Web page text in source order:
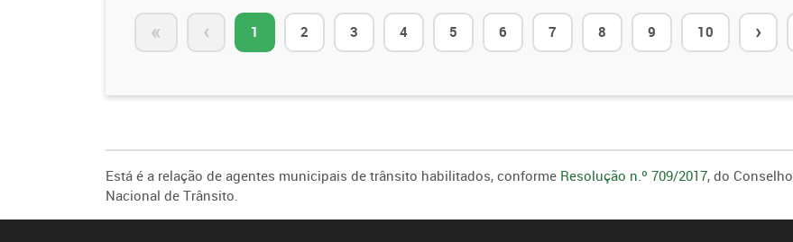
« ‹ 1 2 3 4 5 6 7 8 9 10 ›
Está é a relação de agentes municipais de trânsito habilitados, conforme Resolução n.º 709/2017, do Conselho
Nacional de Trânsito.